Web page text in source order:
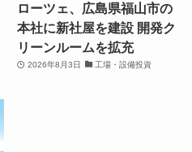
ローツェ、広島県福山市の
本社に新社屋を建設 開発ク
リーンルームを拡充
2026年8月3日 工場・設備投資